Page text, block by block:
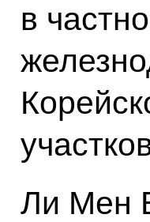
в
Ли Мен